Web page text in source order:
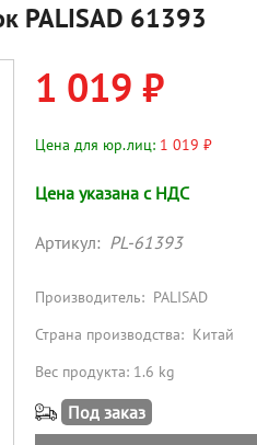
PALISAD 61393
1 019 ₽
Цена для юр.лиц: 1 019 ₽
Цена указана с НДС
Артикул: PL-61393
Производитель: PALISAD
Страна производства: Китай
Вес продукта: 1.6 kg
Под заказ